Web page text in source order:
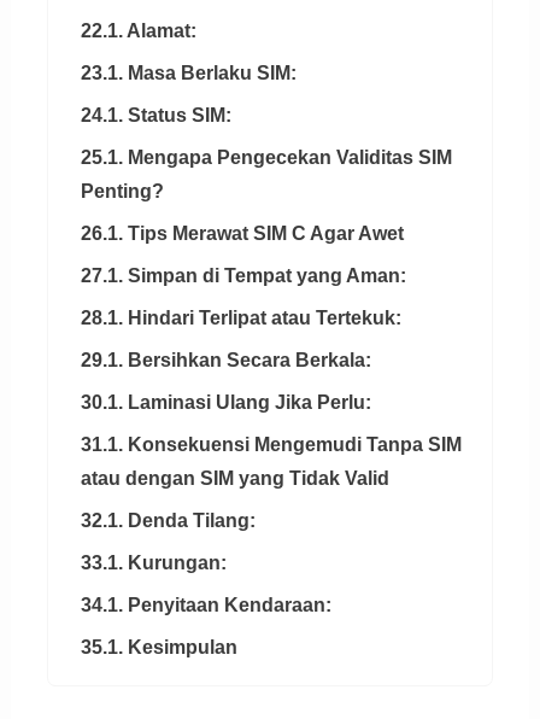
22.1. Alamat:
23.1. Masa Berlaku SIM:
24.1. Status SIM:
25.1. Mengapa Pengecekan Validitas SIM
Penting?
26.1. Tips Merawat SIM C Agar Awet
27.1. Simpan di Tempat yang Aman:
28.1. Hindari Terlipat atau Tertekuk:
29.1. Bersihkan Secara Berkala:
30.1. Laminasi Ulang Jika Perlu:
31.1. Konsekuensi Mengemudi Tanpa SIM
atau dengan SIM yang Tidak Valid
32.1. Denda Tilang:
33.1. Kurungan:
34.1. Penyitaan Kendaraan:
35.1. Kesimpulan